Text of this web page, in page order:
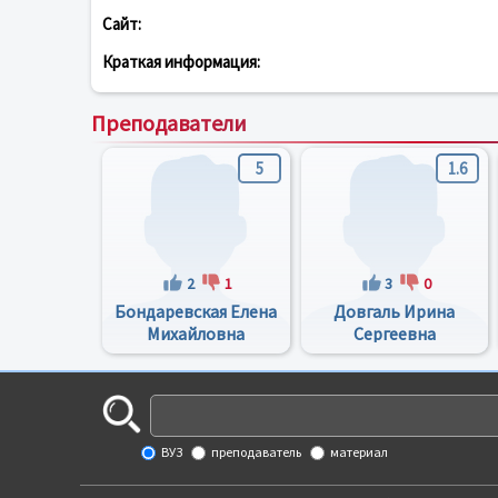
Сайт:
Краткая информация:
Преподаватели
5
2 1
Бондаревская Елена
Михайловна
1.6
3 0
Довгаль Ирина
Сергеевна
ВУЗ преподаватель материал